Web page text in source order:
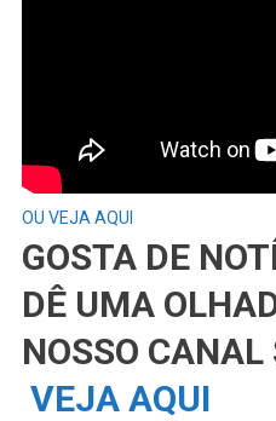
OU VEJA AQUI
GOSTA DE
DÊ UMA
NOSSO CANAL
VEJA AQUI